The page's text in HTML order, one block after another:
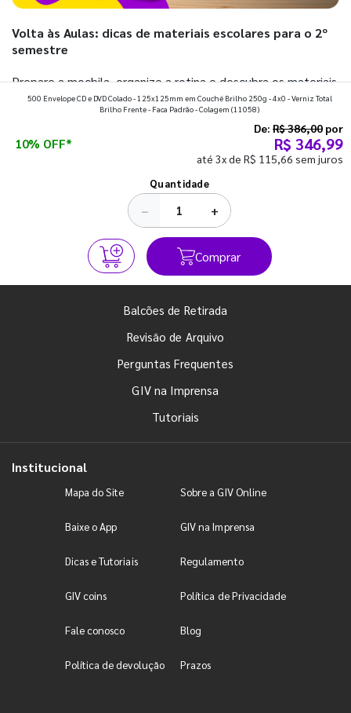
Volta às Aulas: dicas de materiais escolares para o 2º
semestre
Prepare a mochila, organize a rotina e descubra os materiais
que fazem toda diferença para começar o segundo
500 Envelope CD e DVD Colado - 125x125mm em Couché Brilho 250g - 4x0 - Verniz Total
Brilho Frente - Faca Padrão - Colagem (11058)
10% OFF*
De: R$ 386,00 por
R$ 346,99
até 3x de R$ 115,66 sem juros
Quantidade
− +
Comprar
Balcões de Retirada
Revisão de Arquivo
Perguntas Frequentes
GIV na Imprensa
Tutoriais
Institucional
Mapa do Site Sobre a GIV Online
Baixe o App GIV na Imprensa
Dicas e Tutoriais Regulamento
GIV coins Política de Privacidade
Fale conosco Blog
Política de devolução Prazos